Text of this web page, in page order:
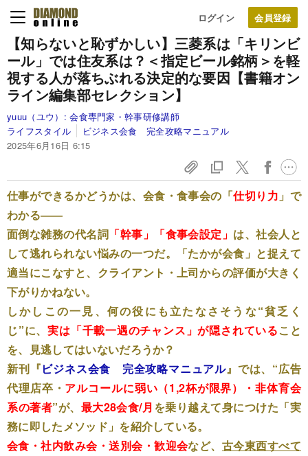
ログイン
【知らないと恥ずかしい】三菱系は「キリンビ
ール」では住友系は？＜指定ビール銘柄＞を軽
視する人が落ちぶれる決定的な要因【書籍オン
ライン編集部セレクション】
yuuu（ユウ）:会食専門家・幹事研修講師
ライフスタイル
ビジネス会食 完全攻略マニュアル
2025年6月16日 6:15
仕事ができるかどうかは、会食・食事会の「仕切り力 」で
わかる――
面倒な雑務の代名詞 「幹事」「食事会設定」 は、社会人と
して逃れられない悩みの一つだ。「たかが会食」と捉えて
適当にこなすと、クライアント・上司からの評価が大きく
下がりかねない。
しかしこの一見、何の役にも立たなさそうな“貧乏く
じ”に、実は「千載一遇のチャンス」が隠されていること
を、見逃してはいないだろうか？
新刊『ビジネス会食 完全攻略マニュアル』では、“広告
代理店卒・ アルコールに弱い（1,2杯が限界）・非体育会
系の著者”が、 最大28会食/月を乗り越えて身につけた「実
務に即したメソッド」を紹介している。
会食・社内飲み会・送別会・歓迎会など、 古今東西すべて